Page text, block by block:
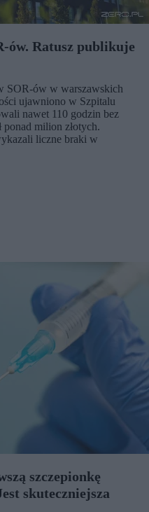
ów. Ratusz publikuje
SOR-ów w warszawskich
ujawniono w Szpitalu
nawet 110 godzin bez
milion złotych.
liczne braki w
szczepionkę
skuteczniejsza